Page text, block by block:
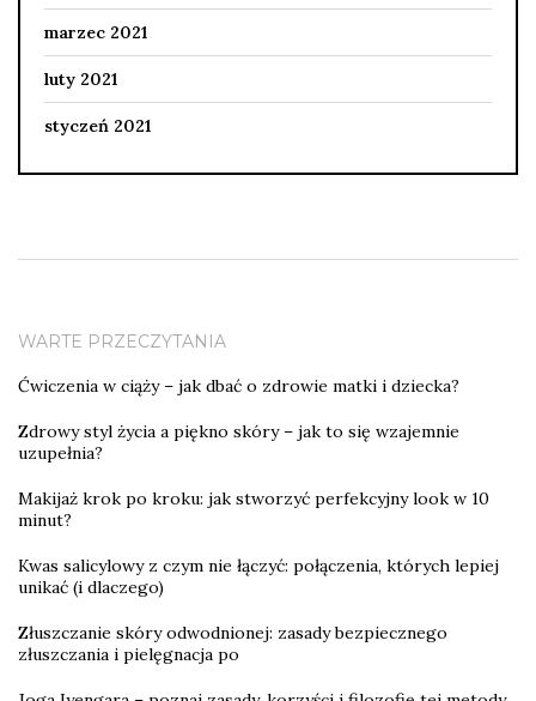
marzec 2021
luty 2021
styczeń 2021
WARTE PRZECZYTANIA
Ćwiczenia w ciąży – jak dbać o zdrowie matki i dziecka?
Zdrowy styl życia a piękno skóry – jak to się wzajemnie
uzupełnia?
Makijaż krok po kroku: jak stworzyć perfekcyjny look w 10
minut?
Kwas salicylowy z czym nie łączyć: połączenia, których lepiej
unikać (i dlaczego)
Złuszczanie skóry odwodnionej: zasady bezpiecznego
złuszczania i pielęgnacja po